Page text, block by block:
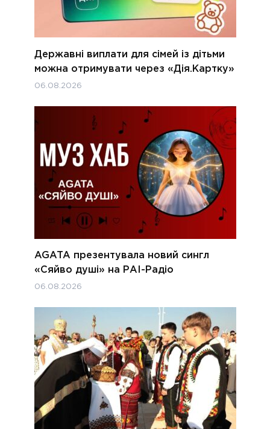
Державні виплати для сімей із дітьми
можна отримувати через «Дія.Картку»
06.08.2026
AGATA презентувала новий сингл
«Сяйво душі» на РАІ-Радіо
06.08.2026